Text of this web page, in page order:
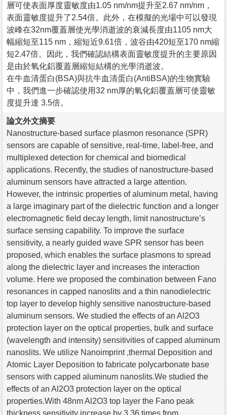
層可使表面厚度靈敏度由1.05 nm/nm提升至2.67 nm/nm，
表面靈敏度提升了2.54倍。此外，在模擬的光場中可以發現
波峰在32nm覆蓋層使光學消逝波的衰減長度由1105 nm大
幅縮短至115 nm，縮短近9.61倍，波谷由420短至170 nm縮
短2.47倍。因此，我們確認結構表面靈敏度提升的主要原因
是由於氧化鋁覆蓋層縮短結構的光學消逝波。
在牛血清蛋白(BSA)與抗牛血清蛋白(AntiBSA)的生物實驗
中，我們進一步確認使用32 nm厚的氧化鋁覆蓋層可使靈敏
度提升達 3.5倍。
論文外文摘要
Nanostructure-based surface plasmon resonance (SPR)
sensors are capable of sensitive, real-time, label-free, and
multiplexed detection for chemical and biomedical
applications. Recently, the studies of nanostructure-based
aluminum sensors have attracted a large attention.
However, the intrinsic properties of aluminum metal, having
a large imaginary part of the dielectric function and a longer
electromagnetic field decay length, limit nanostructure’s
surface sensing capability. To improve the surface
sensitivity, a nearly guided wave SPR sensor has been
proposed, which enables the surface plasmons to spread
along the dielectric layer and increases the interaction
volume. Here we proposed the combination between Fano
resonances in capped nanoslits and a thin nanodielectric
top layer to develop highly sensitive nanostructure-based
aluminum sensors. We studied the effects of an Al2O3
protection layer on the optical properties, bulk and surface
(wavelength and intensity) sensitivities of capped aluminum
nanoslits. We utilize Nanoimprint ,thermal Deposition and
Atomic Layer Deposition to fabricate polycarbonate base
sensors with capped aluminum nanoslits.We studied the
effects of an Al2O3 protection layer on the optical
properties.With 48nm Al2O3 top layer the Fano peak
thickness sensitivity increase by 3.36 times from